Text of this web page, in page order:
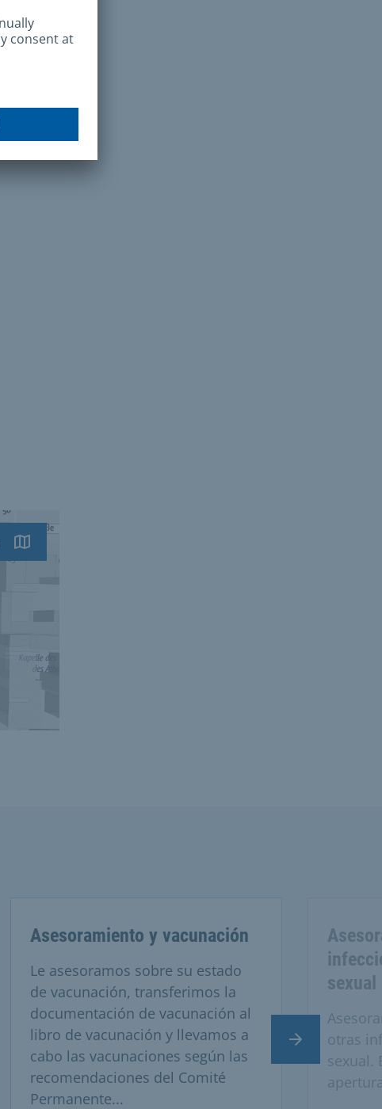
Asesoramiento y vacunación
Le asesoramos sobre su estado
de vacunación, transferimos la
documentación de vacunación al
libro de vacunación y llevamos a
cabo las vacunaciones según las
recomendaciones del Comité
Permanente...
sexual
otras
sexual.
Diapositiva